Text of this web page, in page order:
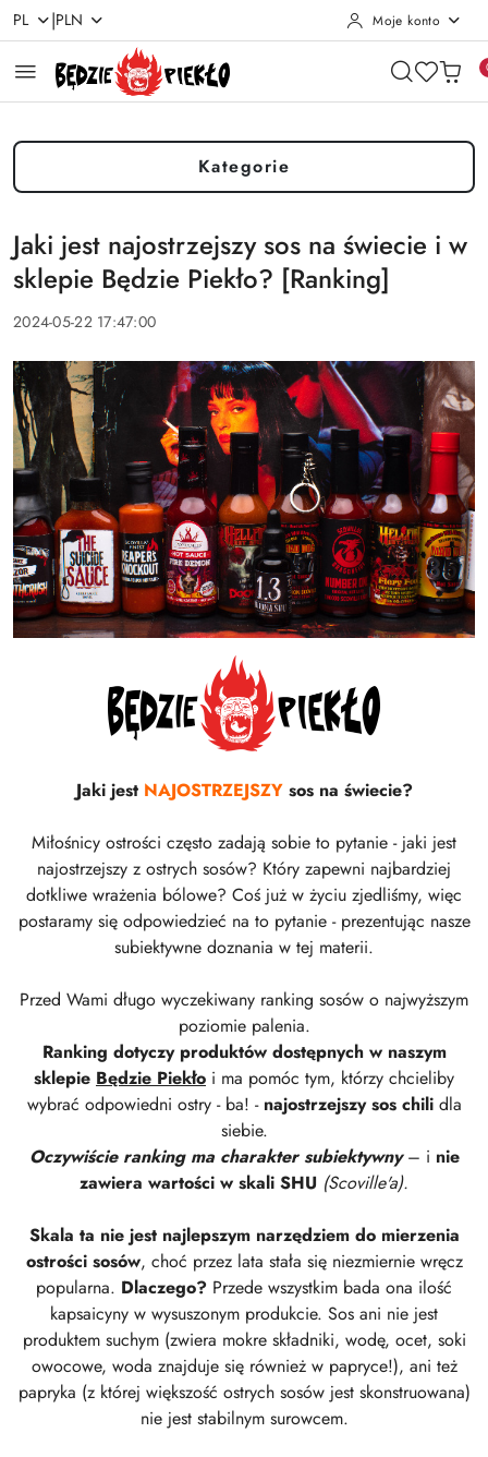
Przejdź do treści głównej
Przejdź do wyszukiwarki
Przejdź do moje konto
Przejdź do menu głównego
Przejdź do stopki
PL |PLN Moje konto
Kategorie
Jaki jest najostrzejszy sos na świecie i w
sklepie Będzie Piekło? [Ranking]
2024-05-22 17:47:00
Jaki jest NAJOSTRZEJSZYsos na świecie?
Miłośnicy ostrości często zadają sobie to pytanie - jaki jest
najostrzejszy z ostrych sosów? Który zapewni najbardziej
dotkliwe wrażenia bólowe? Coś już w życiu zjedliśmy, więc
postaramy się odpowiedzieć na to pytanie - prezentując nasze
subiektywne doznania w tej materii.
Przed Wami długo wyczekiwany ranking sosów o najwyższym
poziomie palenia.
Ranking dotyczy produktów dostępnych w naszym
sklepie Będzie Piekło i ma pomóc tym, którzy chcieliby
wybrać odpowiedni ostry - ba! - najostrzejszy sos chilidla
siebie.
Oczywiście ranking ma charakter subiektywny – i nie
zawiera wartości w skali SHU (Scoville'a).
Skala ta nie jest najlepszym narzędziem do mierzenia
ostrości sosów, choć przez lata stała się niezmiernie wręcz
popularna. Dlaczego? Przede wszystkim bada ona ilość
kapsaicyny w wysuszonym produkcie. Sos ani nie jest
produktem suchym (zwiera mokre składniki, wodę, ocet, soki
owocowe, woda znajduje się również w papryce!), ani też
papryka (z której większość ostrych sosów jest skonstruowana)
nie jest stabilnym surowcem.